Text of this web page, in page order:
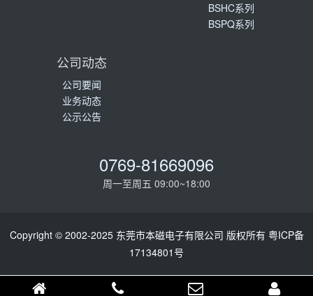
BSHC系列
BSPQ系列
公司动态
公司要闻
业务动态
公示公告
0769-81669096
周一至周五 09:00~18:00
Copyright © 2002-2025 东莞市本磁电子有限公司 版权所有 粤ICP备
17134801号